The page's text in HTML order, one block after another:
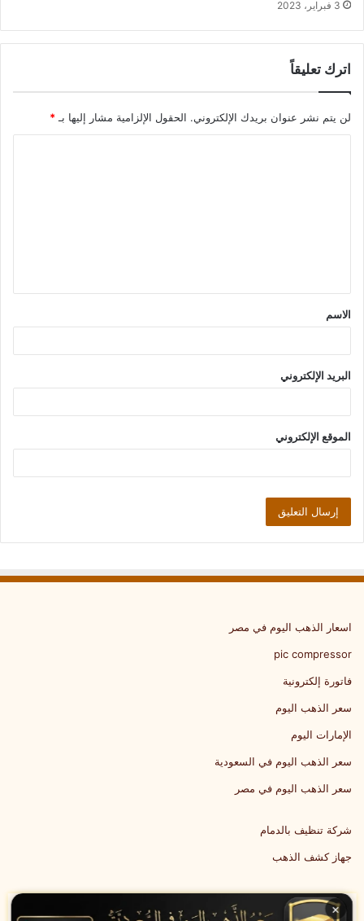
3 فبراير، 2023
اترك تعليقاً
لن يتم نشر عنوان بريدك الإلكتروني. الحقول الإلزامية مشار إليها بـ *
ق
*
الاسم
البريد الإلكتروني
الموقع الإلكتروني
×
اسعار الذهب اليوم في مصر
pic compressor
فاتورة إلكترونية
سعر الذهب اليوم
الإمارات اليوم
سعر الذهب اليوم في السعودية
سعر الذهب اليوم في مصر
شركة تنظيف بالدمام
جهاز كشف الذهب